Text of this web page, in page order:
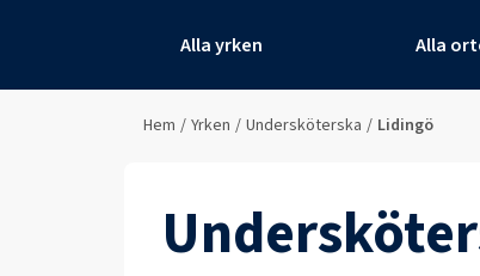
Alla yrken Alla
Hem / Yrken / Undersköterska / Lidingö